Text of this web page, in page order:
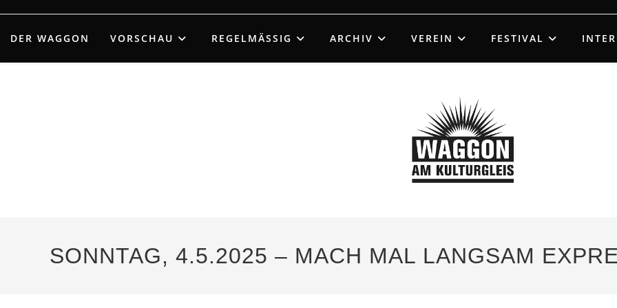
springen
DER WAGGON VORSCHAU REGELMÄSSIG ARCHIV VEREIN FESTIVAL
SONNTAG, 4.5.2025 – MACH MAL LANGSAM